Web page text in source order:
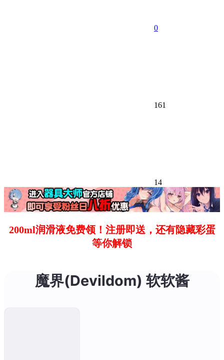
0
161
14
200ml润滑液免费领！注册即送，还有隐藏彩蛋
等你解锁
魔界(Devildom) 软软酱